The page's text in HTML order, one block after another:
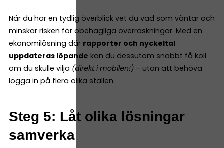
När du har en tydlig överblick vet du vad som väntar och
minskar risken för obehagliga överraskningar. Med en
ekonomilösning där rapporter och nyckeltal
uppdateras löpande kan du dessutom snabbt få koll
om du skulle vilja (direkt i mobilen!) – utan att behöva
logga in på flera olika ställen.
Steg 5: Låt olika lösningar
samverka